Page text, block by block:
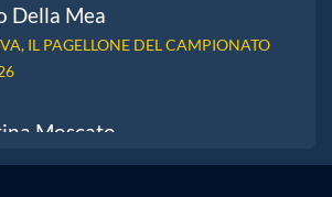
Della Mea
IL PAGELLONE DEL CAMPIONATO
Moscato
tutti!